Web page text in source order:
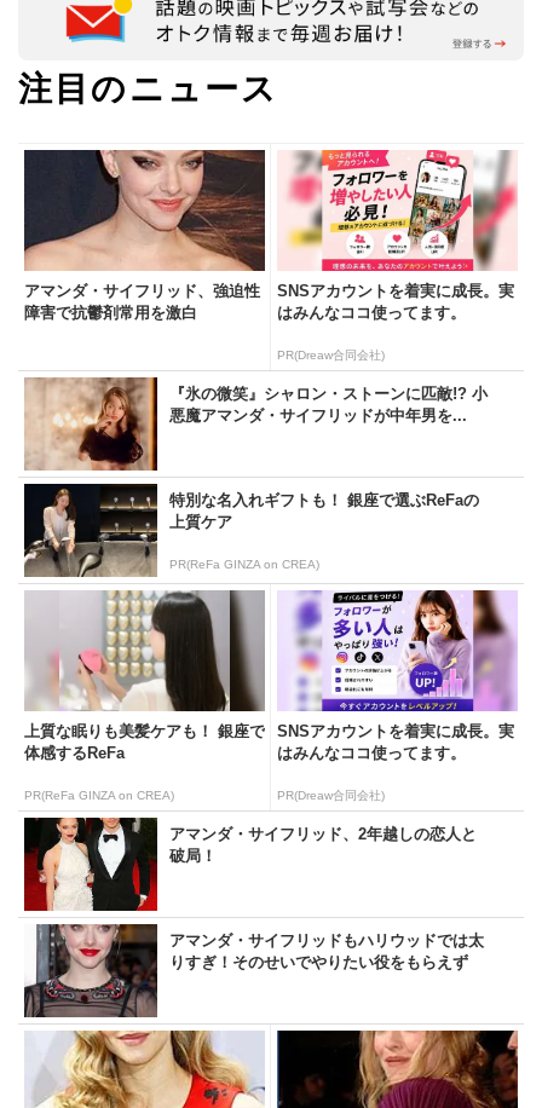
注目のニュース
アマンダ・サイフリッド、強迫性
障害で抗鬱剤常用を激白
SNSアカウントを着実に成長。実
はみんなココ使ってます。
PR(Dreaw合同会社)
『氷の微笑』シャロン・ストーンに匹敵!? 小
悪魔アマンダ・サイフリッドが中年男を...
特別な名入れギフトも！ 銀座で選ぶReFaの
上質ケア
PR(ReFa GINZA on CREA)
上質な眠りも美髪ケアも！ 銀座で
体感するReFa
PR(ReFa GINZA on CREA)
SNSアカウントを着実に成長。実
はみんなココ使ってます。
PR(Dreaw合同会社)
アマンダ・サイフリッド、2年越しの恋人と
破局！
アマンダ・サイフリッドもハリウッドでは太
りすぎ！そのせいでやりたい役をもらえず